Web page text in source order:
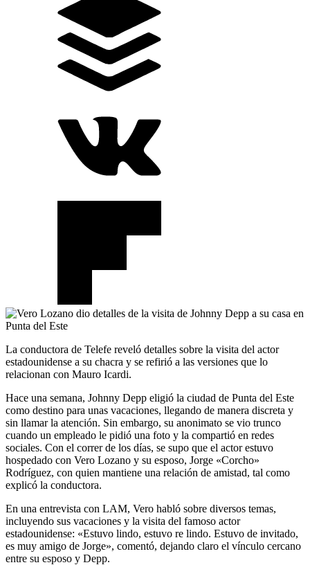
La conductora de Telefe reveló detalles sobre la visita del actor
estadounidense a su chacra y se refirió a las versiones que lo
relacionan con Mauro Icardi.
Hace una semana, Johnny Depp eligió la ciudad de Punta del Este
como destino para unas vacaciones, llegando de manera discreta y
sin llamar la atención. Sin embargo, su anonimato se vio trunco
cuando un empleado le pidió una foto y la compartió en redes
sociales. Con el correr de los días, se supo que el actor estuvo
hospedado con Vero Lozano y su esposo, Jorge «Corcho»
Rodríguez, con quien mantiene una relación de amistad, tal como
explicó la conductora.
En una entrevista con LAM, Vero habló sobre diversos temas,
incluyendo sus vacaciones y la visita del famoso actor
estadounidense: «Estuvo lindo, estuvo re lindo. Estuvo de invitado,
es muy amigo de Jorge», comentó, dejando claro el vínculo cercano
entre su esposo y Depp.